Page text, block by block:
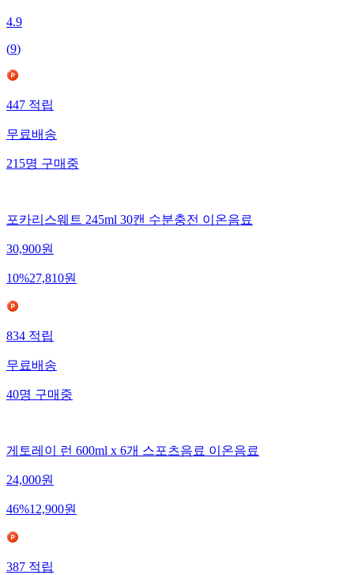
4.9
(9)
447 적립
무료배송
215명 구매중
포카리스웨트 245ml 30캔 수분충전 이온음료
30,900원
10%27,810원
834 적립
무료배송
40명 구매중
게토레이 런 600ml x 6개 스포츠음료 이온음료
24,000원
46%12,900원
387 적립